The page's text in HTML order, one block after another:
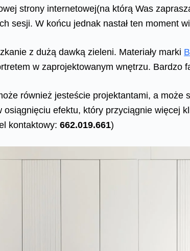
strony internetowej(na którą Was
sesji. W końcu jednak nastał ten moment
z dużą dawką zieleni. Materiały marki
w zaprojektowanym wnętrzu. Bardzo
również jesteście projektantami, a
efektu, który przyciągnie więcej
kontaktowy:662.019.661)